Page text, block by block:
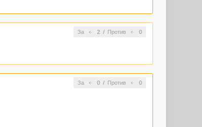
За 2/ Против 0
За 0/ Против 0